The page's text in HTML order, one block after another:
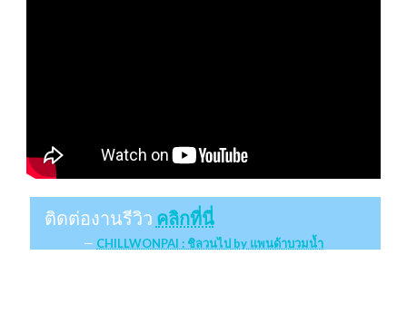
ติดต่องานรีวิว คลิกที่นี่
CHILLWONPAI : ชิลวนไป by แพนด้าบวมน้ำ